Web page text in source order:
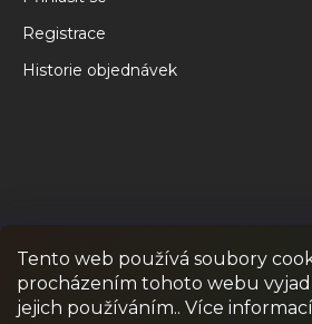
Tento web používá soubory
procházením tohoto webu
jejich používáním.. Více informací
Registrace
Historie objednávek
RPR GAMES PAINTBALL